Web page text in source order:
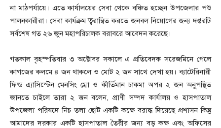
না মাঠপর্যায়ে। এতে কার্যালয়ের সেবা থেকে বঞ্চিত হচ্ছেন উপজেলার পশু
পালনকারীরা। সেবা কার্যক্রম ত্বরান্বিত করতে জনবল নিয়োগের জন্য দপ্তরটি
সর্বশেষ গত ২৬ জুন মহাপরিচালক বরাবরে আবেদন করেছে।
গতকাল বৃহস্পতিবার ৩ অক্টোবর সকালে এ প্রতিবেদক সরেজমিনে গেলে
কাগজের কলমে ৪ জন থাকলে ও মোট ২ জন সাথে দেখা হয়। ব্যাটেরিনারী
ফিল্ড এ্যাসিস্টেন মেনসিং ম্রো ও কীর্তিমান চাকমা অপর ২ জন অনুপস্থিত
জানতে চাইলে তারা ২ জন বলেন, প্রাণী সম্পদ কার্যালয় ও হাসপাতাল
উপজেলা পরিষদে নিচ তলা ছোট একটি কক্ষে বরাদ্ধ দিয়েছে প্রশাসন কিন্তু
আমাদের দরকার একটি হাসপাতাল তৈরীর জন্য বড় কক্ষ এবং অফিসের